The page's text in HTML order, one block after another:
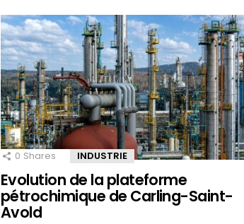
0 Shares INDUSTRIE
Evolution de la plateforme
pétrochimique de Carling-Saint-
Avold